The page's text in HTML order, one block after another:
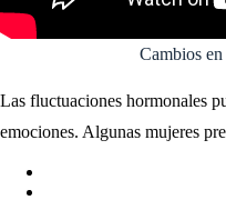
Cambios
Las fluctuaciones hormonales
emociones. Algunas mujeres